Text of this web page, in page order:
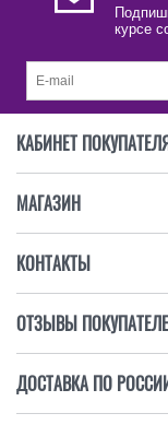
курсе
КАБИНЕТ
МАГАЗИН
КОНТАКТЫ
ОТЗЫВЫ
ДОСТАВКА ПО